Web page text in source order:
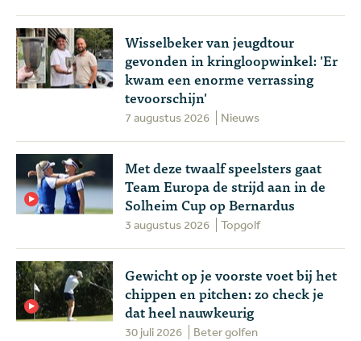
Wisselbeker van jeugdtour
gevonden in kringloopwinkel: 'Er
kwam een enorme verrassing
tevoorschijn'
7 augustus 2026 Nieuws
Met deze twaalf speelsters gaat
Team Europa de strijd aan in de
Solheim Cup op Bernardus
3 augustus 2026 Topgolf
Gewicht op je voorste voet bij het
chippen en pitchen: zo check je
dat heel nauwkeurig
30 juli 2026 Beter golfen